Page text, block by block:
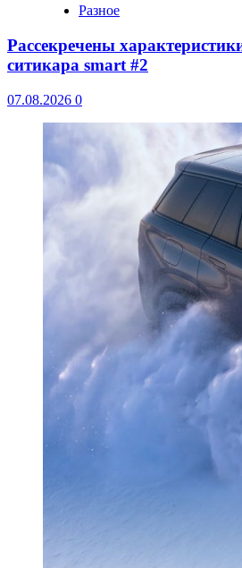
Разное
Рассекречены
ситикара smart #2
07.08.2026 0